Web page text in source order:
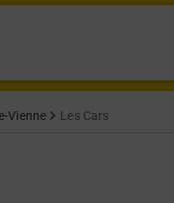
Vienne Les Cars